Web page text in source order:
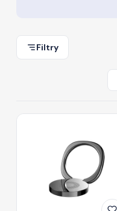
Filtry